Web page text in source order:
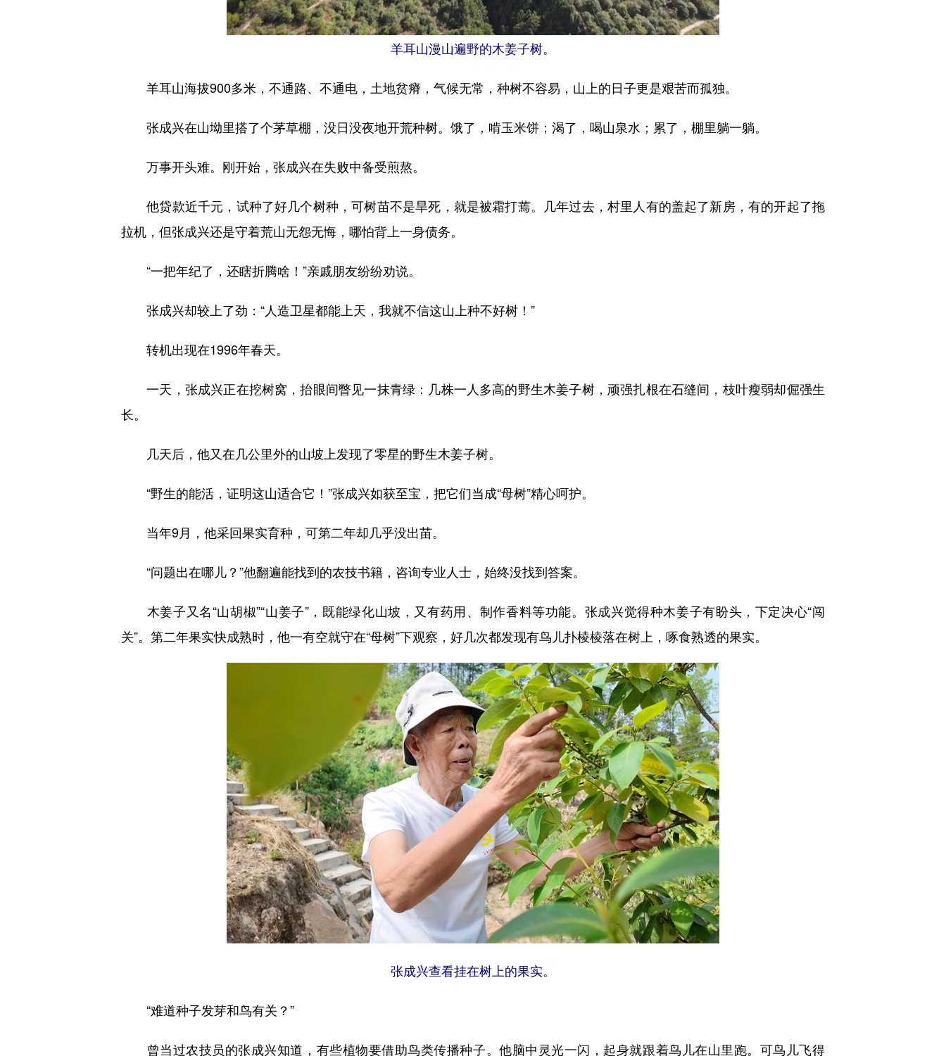
羊耳山漫山遍野的木姜子树。
羊耳山海拔900多米，不通路、不通电，土地贫瘠，气候无常，种树不容易，山上的日子更是艰苦而孤独。
张成兴在山坳里搭了个茅草棚，没日没夜地开荒种树。饿了，啃玉米饼；渴了，喝山泉水；累了，棚里躺一躺。
万事开头难。刚开始，张成兴在失败中备受煎熬。
他贷款近千元，试种了好几个树种，可树苗不是旱死，就是被霜打蔫。几年过去，村里人有的盖起了新房，有的开起了拖
拉机，但张成兴还是守着荒山无怨无悔，哪怕背上一身债务。
“一把年纪了，还瞎折腾啥！”亲戚朋友纷纷劝说。
张成兴却较上了劲：“人造卫星都能上天，我就不信这山上种不好树！”
转机出现在1996年春天。
一天，张成兴正在挖树窝，抬眼间瞥见一抹青绿：几株一人多高的野生木姜子树，顽强扎根在石缝间，枝叶瘦弱却倔强生
长。
几天后，他又在几公里外的山坡上发现了零星的野生木姜子树。
“野生的能活，证明这山适合它！”张成兴如获至宝，把它们当成“母树”精心呵护。
当年9月，他采回果实育种，可第二年却几乎没出苗。
“问题出在哪儿？”他翻遍能找到的农技书籍，咨询专业人士，始终没找到答案。
木姜子又名“山胡椒”“山姜子”，既能绿化山坡，又有药用、制作香料等功能。张成兴觉得种木姜子有盼头，下定决心“闯
关”。第二年果实快成熟时，他一有空就守在“母树”下观察，好几次都发现有鸟儿扑棱棱落在树上，啄食熟透的果实。
张成兴查看挂在树上的果实。
“难道种子发芽和鸟有关？”
曾当过农技员的张成兴知道，有些植物要借助鸟类传播种子。他脑中灵光一闪，起身就跟着鸟儿在山里跑。可鸟儿飞得